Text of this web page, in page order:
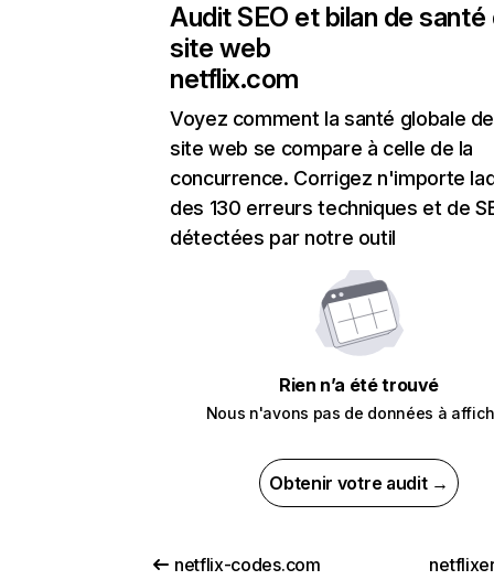
Audit SEO et bilan de santé
site web
netflix.com
Voyez comment la santé globale
site web se compare à celle de la
concurrence. Corrigez n'importe
des 130 erreurs techniques et de
détectées par notre outil
Rien n’a été trouvé
Nous n'avons pas de données à
Obtenir votre audit →
netflix-codes.com